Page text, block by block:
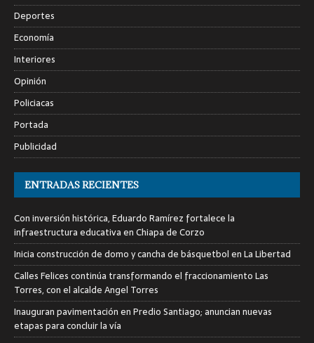
Deportes
Economía
Interiores
Opinión
Policiacas
Portada
Publicidad
ENTRADAS RECIENTES
Con inversión histórica, Eduardo Ramírez fortalece la
infraestructura educativa en Chiapa de Corzo
Inicia construcción de domo y cancha de básquetbol en La Libertad
Calles Felices continúa transformando el fraccionamiento Las
Torres, con el alcalde Angel Torres
Inauguran pavimentación en Predio Santiago; anuncian nuevas
etapas para concluir la vía